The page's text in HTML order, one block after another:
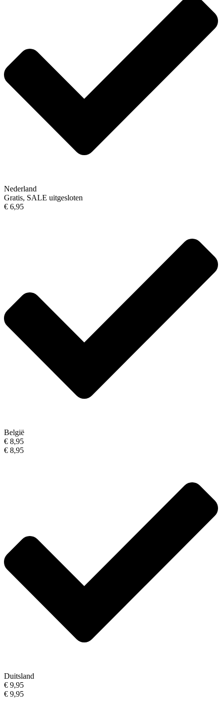
Nederland
Gratis, SALE uitgesloten
€ 6,95
België
€ 8,95
€ 8,95
Duitsland
€ 9,95
€ 9,95